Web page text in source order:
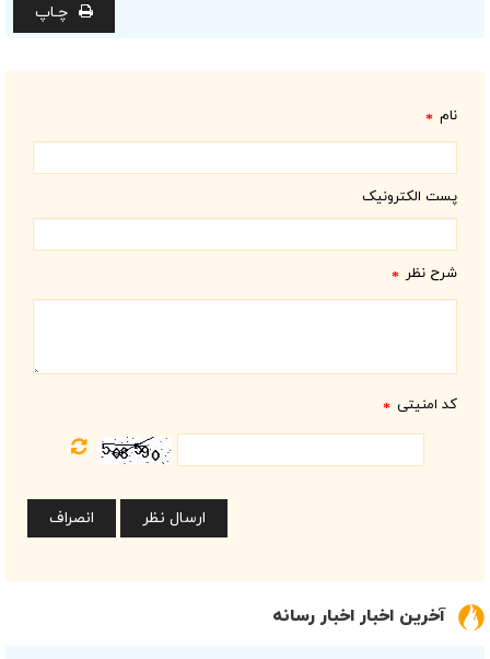
چـاپ
نام *
پست الکترونیک
شرح نظر *
کد امنیتی *
آخرین اخبار اخبار رسانه